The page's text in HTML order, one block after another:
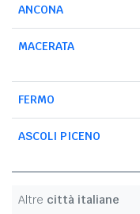
ANCONA
MACERATA
FERMO
ASCOLI PICENO
Altre città italiane